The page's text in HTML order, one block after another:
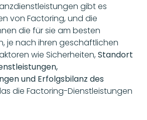
gibt es
von Factoring, und die
die für sie am besten
je nach ihren geschäftlichen
wie Sicherheiten, Standort
und Erfolgsbilanz des
die Factoring-Dienstleistungen